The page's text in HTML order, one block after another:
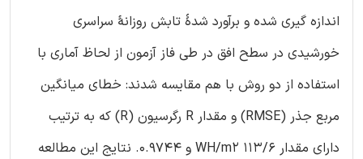
اندازه گیری شده و برآورد شدۀ تابش روزانۀ سراسری
خورشیدی در سطح افق در طی فاز آزمون از لحاظ آماری با
استفاده از دو روش با هم مقایسه شدند: خطای میانگین
مربع جذر (RMSE) و مقدار R رگرسیون (R) که به ترتیب
دارای مقدار 113/6 WH/m2 و 0.9744. نتایج این مطالعه